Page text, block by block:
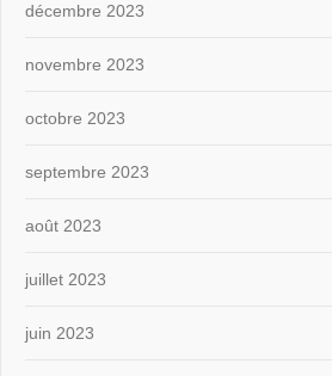
décembre 2023
novembre 2023
octobre 2023
septembre 2023
août 2023
juillet 2023
juin 2023